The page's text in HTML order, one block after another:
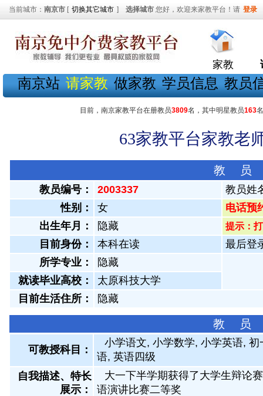
当前城市： 南京市 [ 切换其它城市 ] 选择城市 您好，欢迎来家教平台！请 登录
家教
南京站 请家教 做家教 学员信息 教员
目前，南京家教平台在册教员3809名，其中明星教员163
63家教平台家教老
教 员
教员编号： 2003337
教员姓
性别：
女
电话预
出生年月：
隐藏 提示：
目前身份： 本科在读
最后登
所学专业：
隐藏
就读毕业高校：
太原科技大学
目前生活住所：
隐藏
教 员
可教授科目：
小学语文, 小学数学, 小学英语,
语, 英语四级
自我描述、特长
展示 ：
大一下半学期获得了大学生辩论
语演讲比赛二等奖